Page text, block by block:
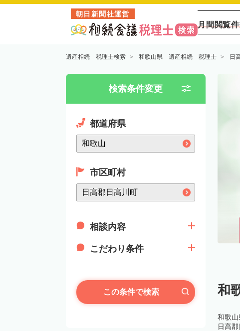
朝日新聞社運営
月間閲覧
遺産相続 税理士検索 和歌山県 遺産相続 税理士 日
検索条件変更
都道府県
市区町村
相談内容
こだわり条件
この条件で検索 和
和歌
日高